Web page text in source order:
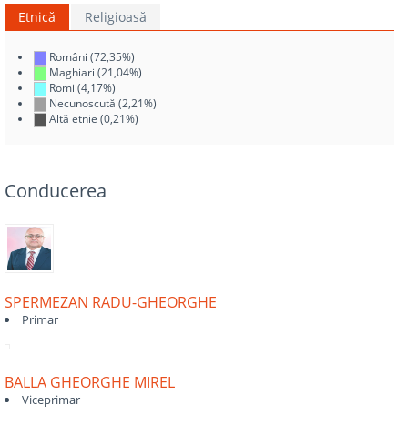
Etnică Religioasă
Români (72,35%)
Maghiari (21,04%)
Romi (4,17%)
Necunoscută (2,21%)
Altă etnie (0,21%)
Conducerea
SPERMEZAN RADU-GHEORGHE
Primar
BALLA GHEORGHE MIREL
Viceprimar